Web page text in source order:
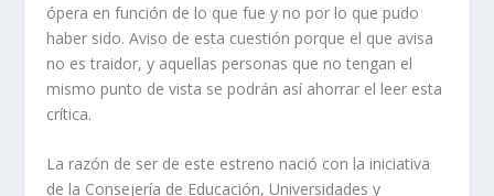
ópera en función de lo que fue y no por lo que pudo
haber sido. Aviso de esta cuestión porque el que avisa
no es traidor, y aquellas personas que no tengan el
mismo punto de vista se podrán así ahorrar el leer esta
crítica.
La razón de ser de este estreno nació con la iniciativa
de la Consejería de Educación, Universidades y